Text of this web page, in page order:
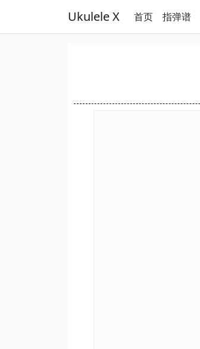
Ukulele X 首页 指弹谱